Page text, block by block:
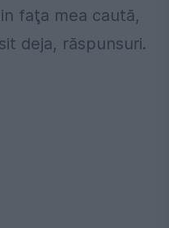
faţa mea caută,
deja, răspunsuri.